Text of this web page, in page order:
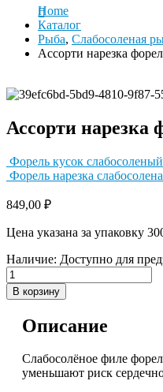
Home
Каталог
Рыба, Слабосоленая
Ассорти нарезка
Ассорти нарезка
Форель кусок
Форель нарезка
849,00 ₽
Цена указана за упаковку
Наличие: Доступно для
В корзину
Описание
Слабосолёное филе
уменьшают риск